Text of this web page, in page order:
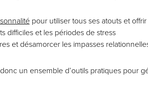
pour utiliser tous ses atouts et
difficiles et les périodes de stress
et désamorcer les impasses
un ensemble d’outils pratiques pour